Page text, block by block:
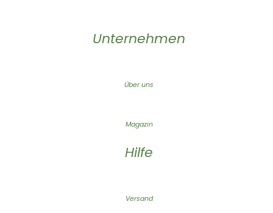
Unternehmen
Über uns
Magazin
Hilfe
Versand